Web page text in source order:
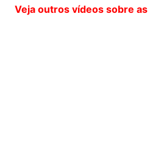
Veja outros vídeos sobre